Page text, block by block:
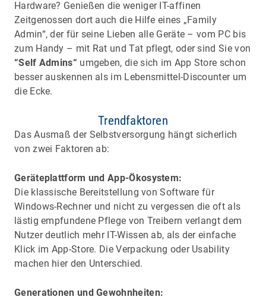
Hardware? Genießen die weniger IT-affinen
Zeitgenossen dort auch die Hilfe eines „Family
Admin“, der für seine Lieben alle Geräte – vom PC bis
zum Handy – mit Rat und Tat pflegt, oder sind Sie von
“Self Admins“ umgeben, die sich im App Store schon
besser auskennen als im Lebensmittel-Discounter um
die Ecke.
Trendfaktoren
Das Ausmaß der Selbstversorgung hängt sicherlich
von zwei Faktoren ab:
Geräteplattform und App-Ökosystem:
Die klassische Bereitstellung von Software für
Windows-Rechner und nicht zu vergessen die oft als
lästig empfundene Pflege von Treibern verlangt dem
Nutzer deutlich mehr IT-Wissen ab, als der einfache
Klick im App-Store. Die Verpackung oder Usability
machen hier den Unterschied.
Generationen und Gewohnheiten: